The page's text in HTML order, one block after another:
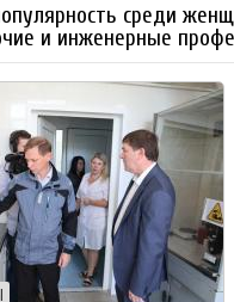
среди
и инженерные